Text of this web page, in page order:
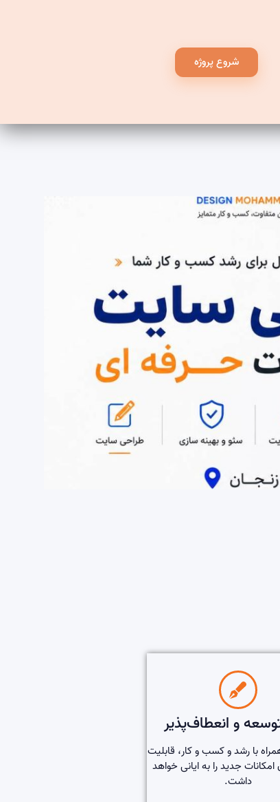
شروع پروژه
و انعطاف‌پذیر
با رشد و کسب و کار، قابلیت
جدید را به ایانی خواهد
داشت.